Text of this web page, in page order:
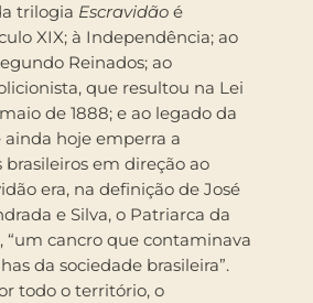
trilogia Escravidão é
XIX; à Independência; ao
Reinados; ao
que resultou na Lei
de 1888; e ao legado da
ainda hoje emperra a
em direção ao
era, na definição de José
e Silva, o Patriarca da
“um cancro que contaminava
da sociedade brasileira”.
todo o território, o